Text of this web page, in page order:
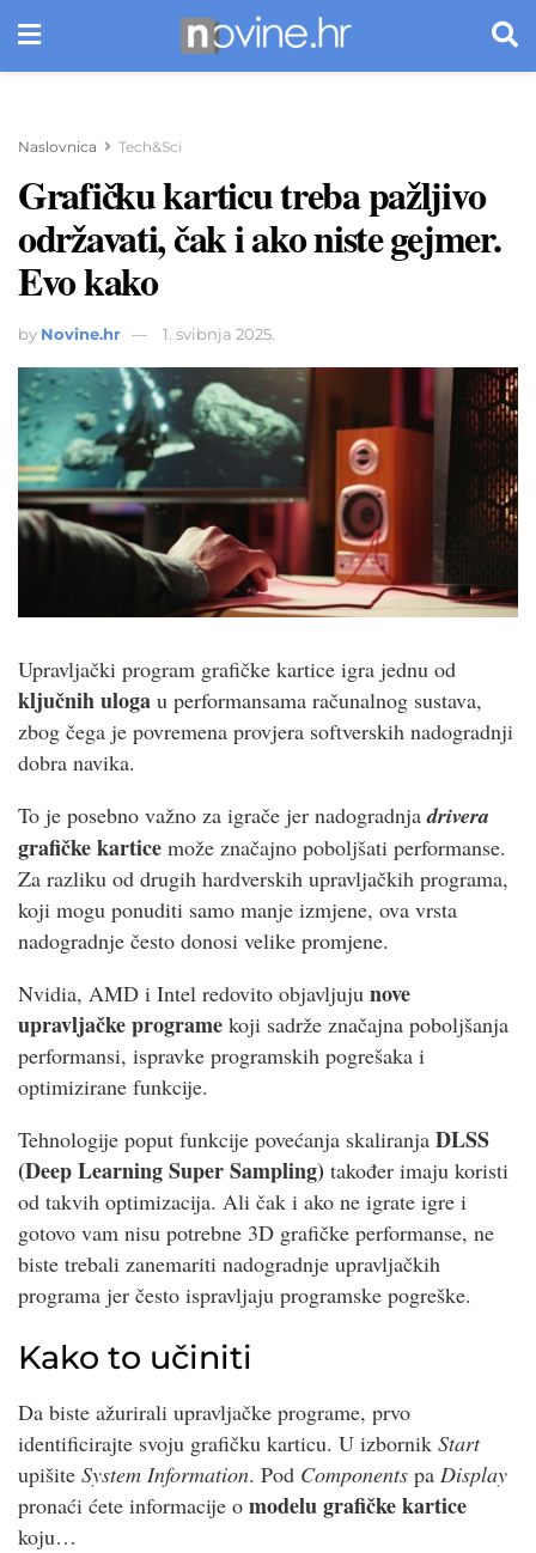
Naslovnica Tech&Sci
Grafičku karticu treba pažljivo
održavati, čak i ako niste gejmer.
Evo kako
by Novine.hr 1. svibnja 2025.
Upravljački program grafičke kartice igra jednu od
ključnih uloga u performansama računalnog sustava,
zbog čega je povremena provjera softverskih nadogradnji
dobra navika.
To je posebno važno za igrače jer nadogradnjadrivera
grafičke kartice može značajno poboljšati performanse.
Za razliku od drugih hardverskih upravljačkih programa,
koji mogu ponuditi samo manje izmjene, ova vrsta
nadogradnje često donosi velike promjene.
Nvidia, AMD i Intel redovito objavljuju nove
upravljačke programe koji sadrže značajna poboljšanja
performansi, ispravke programskih pogrešaka i
optimizirane funkcije.
Tehnologije poput funkcije povećanja skaliranja DLSS
(Deep Learning Super Sampling) također imaju koristi
od takvih optimizacija. Ali čak i ako ne igrate igre i
gotovo vam nisu potrebne 3D grafičke performanse, ne
biste trebali zanemariti nadogradnje upravljačkih
programa jer često ispravljaju programske pogreške.
Kako to učiniti
Da biste ažurirali upravljačke programe, prvo
identificirajte svoju grafičku karticu. U izbornik Start
upišite System Information. Pod Components pa Display
pronaći ćete informacije o modelu grafičke kartice
koju…